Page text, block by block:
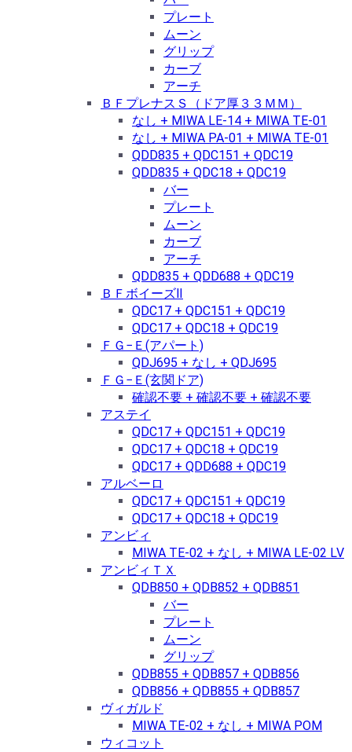
プレート
ムーン
グリップ
カーブ
アーチ
ＢＦプレナスＳ（ドア厚３３ＭＭ）
なし + MIWA LE-14 + MIWA TE-01
なし + MIWA PA-01 + MIWA TE-01
QDD835 + QDC151 + QDC19
QDD835 + QDC18 + QDC19
バー
プレート
ムーン
カーブ
アーチ
QDD835 + QDD688 + QDC19
ＢＦボイーズⅡ
QDC17 + QDC151 + QDC19
QDC17 + QDC18 + QDC19
ＦＧ−Ｅ(アパート)
QDJ695 + なし + QDJ695
ＦＧ−Ｅ(玄関ドア)
確認不要 + 確認不要 + 確認不要
アステイ
QDC17 + QDC151 + QDC19
QDC17 + QDC18 + QDC19
QDC17 + QDD688 + QDC19
アルベーロ
QDC17 + QDC151 + QDC19
QDC17 + QDC18 + QDC19
アンビィ
MIWA TE-02 + なし + MIWA LE-02 LV
アンビィＴＸ
QDB850 + QDB852 + QDB851
バー
プレート
ムーン
グリップ
QDB855 + QDB857 + QDB856
QDB856 + QDB855 + QDB857
ヴィガルド
MIWA TE-02 + なし + MIWA POM
ウィコット